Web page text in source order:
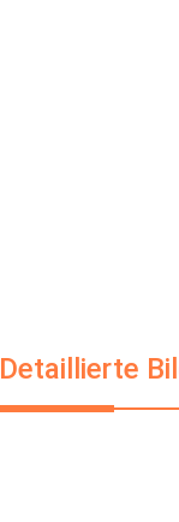
Detaillierte